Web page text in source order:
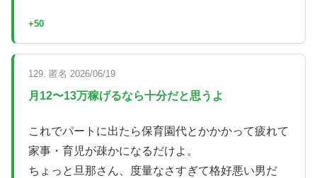
+50
129. 匿名 2026/06/19
月12〜13万稼げるなら十分だと思うよ
これでパートに出たら保育園代とかかかって疲れて
家事・育児が疎かになるだけよ。
ちょっと旦那さん、度量なさすぎて格好悪い男だ